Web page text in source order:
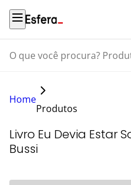
O que você procura? Produtos,
Home
Produtos
Livro Eu Devia Estar
Bussi